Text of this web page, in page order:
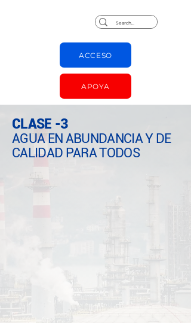
ACCESO
APOYA
CLASE -3
AGUA EN ABUNDANCIA Y DE
CALIDAD PARA TODOS